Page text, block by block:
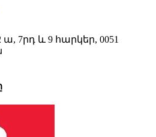
7րդ և 9 հարկեր, 0051